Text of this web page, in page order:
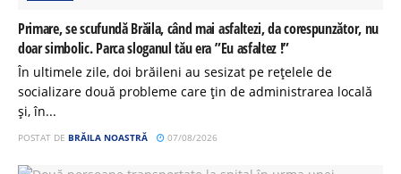
Primare, se scufundă Brăila, când mai asfaltezi, da corespunzător, nu
doar simbolic. Parca sloganul tău era ”Eu asfaltez !”
În ultimele zile, doi brăileni au sesizat pe rețelele de
socializare două probleme care țin de administrarea locală
și, în...
POSTAT DE BRĂILA NOASTRĂ 07/08/2026